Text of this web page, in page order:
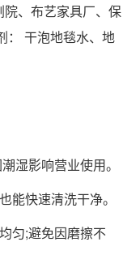
、布艺家具厂、保
： 干泡地毯水、地
湿影响营业使用。
能快速清洗干净。
匀;避免因磨擦不